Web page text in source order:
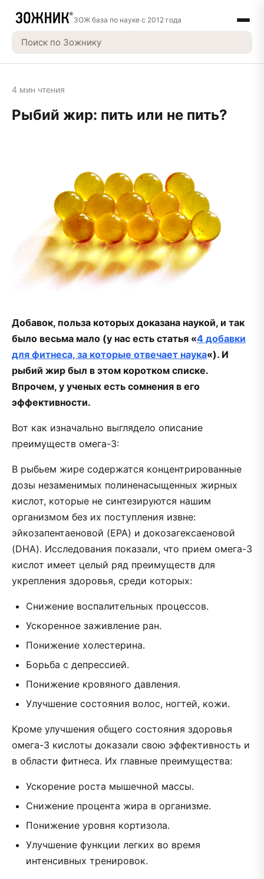
ЗОЖ база по науке с 2012 года
4 мин чтения
Рыбий жир: пить или не пить?
Добавок, польза которых доказана наукой, и так
было весьма мало (у нас есть статья «4 добавки
для фитнеса, за которые отвечает наука«). И
рыбий жир был в этом коротком списке.
Впрочем, у ученых есть сомнения в его
эффективности.
Вот как изначально выглядело описание
преимуществ омега-3:
В рыбьем жире содержатся концентрированные
дозы незаменимых полиненасыщенных жирных
кислот, которые не синтезируются нашим
организмом без их поступления извне:
эйкозапентаеновой (EPA) и докозагексаеновой
(DHA). Исследования показали, что прием омега-3
кислот имеет целый ряд преимуществ для
укрепления здоровья, среди которых:
Снижение воспалительных процессов.
Ускоренное заживление ран.
Понижение холестерина.
Борьба с депрессией.
Понижение кровяного давления.
Улучшение состояния волос, ногтей, кожи.
Кроме улучшения общего состояния здоровья
омега-3 кислоты доказали свою эффективность и
в области фитнеса. Их главные преимущества:
Ускорение роста мышечной массы.
Снижение процента жира в организме.
Понижение уровня кортизола.
Улучшение функции легких во время
интенсивных тренировок.